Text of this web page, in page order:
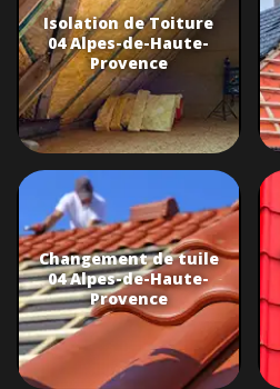
Isolation de Toiture
04 Alpes-de-Haute-
Provence
Changement de tuile
04 Alpes-de-Haute-
Provence